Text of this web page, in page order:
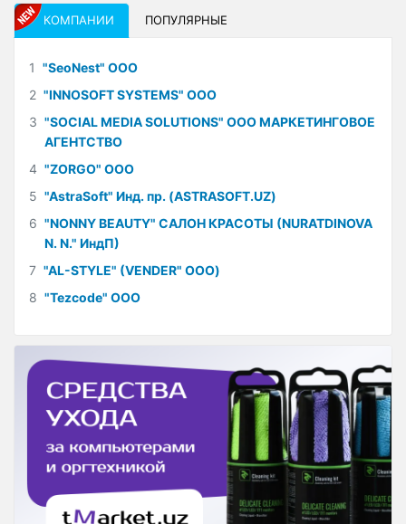
КОМПАНИИ ПОПУЛЯРНЫЕ
1 "SeoNest" ООО
2 "INNOSOFT SYSTEMS" ООО
3 "SOCIAL MEDIA SOLUTIONS" ООО МАРКЕТИНГОВОЕ
АГЕНТСТВО
4 "ZORGO" ООО
5 "AstraSoft" Инд. пр. (ASTRASOFT.UZ)
6 "NONNY BEAUTY" САЛОН КРАСОТЫ (NURATDINOVA
N. N." ИндП)
7 "AL-STYLE" (VENDER" ООО)
8 "Tezcode" ООО